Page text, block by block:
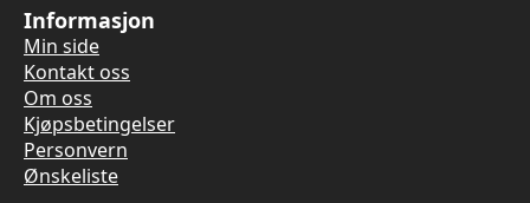
Informasjon
Min side
Kontakt oss
Om oss
Kjøpsbetingelser
Personvern
Ønskeliste